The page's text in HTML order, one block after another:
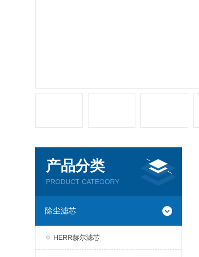
产品分类
PRODUCT CATEGORY
除尘滤芯
HERR赫尔滤芯